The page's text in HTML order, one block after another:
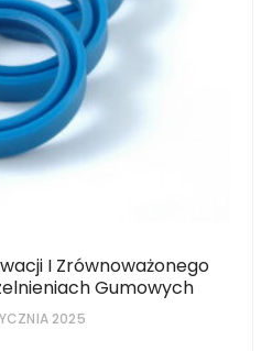
I Zrównoważonego
Gumowych
2025